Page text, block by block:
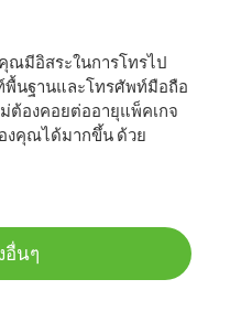
ณมีอิสระในการโทรไป
พื้นฐานและโทรศัพท์มือถือ
ต้องคอยต่ออายุแพ็คเกจ
งคุณได้มากขึ้น ด้วย
อื่นๆ